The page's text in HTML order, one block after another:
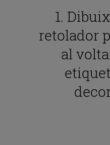
1.
retolador
al